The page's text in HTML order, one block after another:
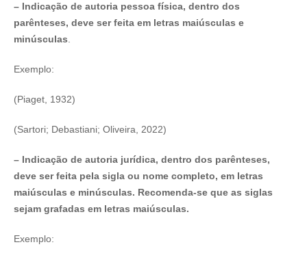
– Indicação de autoria pessoa física, dentro dos
parênteses, deve ser feita em letras maiúsculas e
minúsculas
Exemplo:
(Piaget, 1932)
(Sartori; Debastiani; Oliveira, 2022)
– Indicação de autoria jurídica, dentro dos parênteses,
deve ser feita pela sigla ou nome completo, em letras
maiúsculas e minúsculas. Recomenda-se que as siglas
sejam grafadas em letras maiúsculas.
Exemplo: